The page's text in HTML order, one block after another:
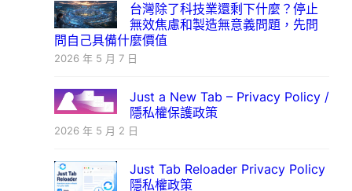
台灣除了科技業還剩下什麼？停止
無效焦慮和製造無意義問題，先問
問自己具備什麼價值
2026 年 5 月 7 日
Just a New Tab – Privacy Policy /
隱私權保護政策
2026 年 5 月 2 日
Just Tab Reloader Privacy Policy
隱私權政策